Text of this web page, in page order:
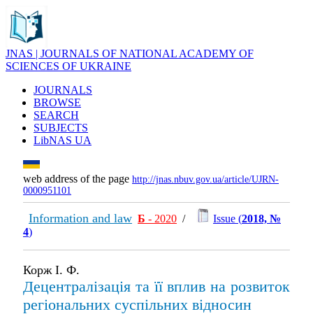
JNAS | JOURNALS OF NATIONAL ACADEMY OF
SCIENCES OF UKRAINE
JOURNALS
BROWSE
SEARCH
SUBJECTS
LibNAS UA
web address of the page http://jnas.nbuv.gov.ua/article/UJRN-
0000951101
Information and law Б - 2020 / Issue (2018, №
4)
Корж І. Ф.
Децентралізація та її вплив на розвиток
регіональних суспільних відносин